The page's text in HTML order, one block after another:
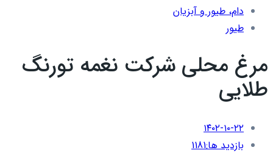
دام، طیور و آبزیان
طیور
مرغ محلی شرکت نغمه تورنگ
طلایی
۱۴۰۲-۱۰-۲۲
بازدید ها:1181